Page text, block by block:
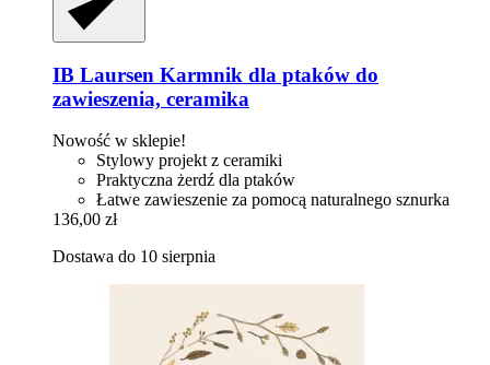
IB Laursen Karmnik dla ptaków do
zawieszenia, ceramika
Nowość w sklepie!
Stylowy projekt z ceramiki
Praktyczna żerdź dla ptaków
Łatwe zawieszenie za pomocą naturalnego sznurka
136,00 zł
Dostawa do 10 sierpnia